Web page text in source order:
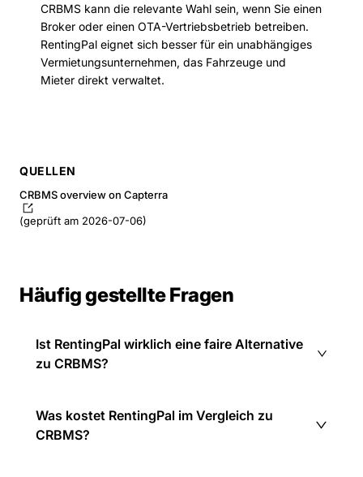
CRBMS kann die relevante Wahl sein, wenn Sie einen
Broker oder einen OTA-Vertriebsbetrieb betreiben.
RentingPal eignet sich besser für ein unabhängiges
Vermietungsunternehmen, das Fahrzeuge und
Mieter direkt verwaltet.
QUELLEN
CRBMS overview on Capterra
(geprüft am 2026-07-06)
Häufig gestellte Fragen
Ist RentingPal wirklich eine faire Alternative
zu CRBMS?
Was kostet RentingPal im Vergleich zu
CRBMS?